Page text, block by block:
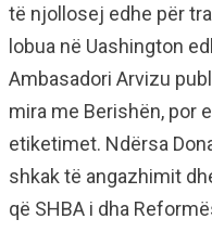
të njollosej edhe për
lobua në Uashington
Ambasadori Arvizu
mira me Berishën, por
etiketimet. Ndërsa
shkak të angazhimit
që SHBA i dha